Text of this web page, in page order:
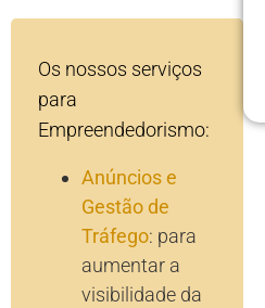
Os nossos serviços
para
Empreendedorismo:
Anúncios e
Gestão de
Tráfego: para
aumentar a
visibilidade da